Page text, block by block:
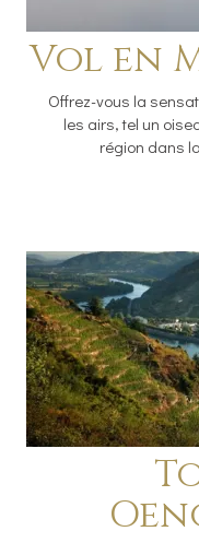
Vol en
Offrez-vous la
les airs, tel un
région dans